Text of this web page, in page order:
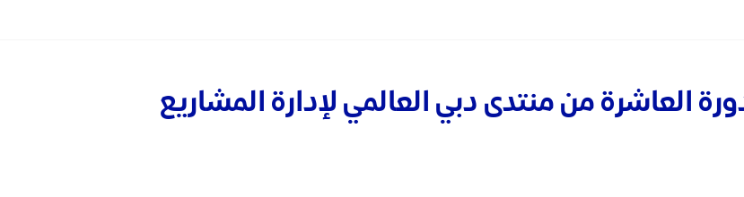
العاشرة من منتدى دبي العالمي لإدارة المشاريع